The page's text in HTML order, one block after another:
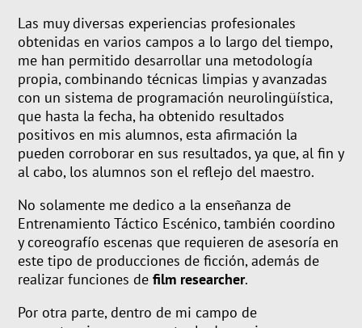
Las muy diversas experiencias profesionales
obtenidas en varios campos a lo largo del tiempo,
me han permitido desarrollar una metodología
propia, combinando técnicas limpias y avanzadas
con un sistema de programación neurolingüística,
que hasta la fecha, ha obtenido resultados
positivos en mis alumnos, esta afirmación la
pueden corroborar en sus resultados, ya que, al fin y
al cabo, los alumnos son el reflejo del maestro.
No solamente me dedico a la enseñanza de
Entrenamiento Táctico Escénico, también coordino
y coreografío escenas que requieren de asesoría en
este tipo de producciones de ficción, además de
realizar funciones defilm researcher.
Por otra parte, dentro de mi campo de